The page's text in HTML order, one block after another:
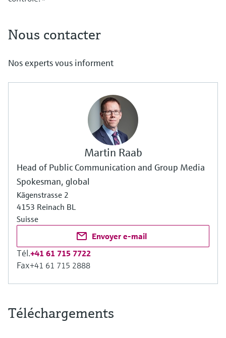
Nous contacter
Nos experts vous informent
Martin Raab
Head of Public Communication and Group Media
Spokesman, global
Kägenstrasse 2
4153 Reinach BL
Suisse
Envoyer e-mail
Tél.+41 61 715 7722
Fax+41 61 715 2888
Téléchargements